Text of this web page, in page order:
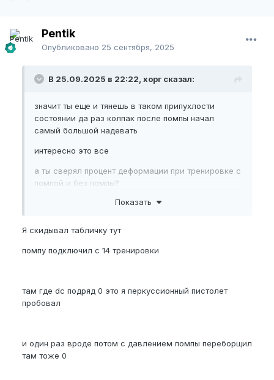
Pentik
Опубликовано 25 сентября, 2025
В 25.09.2025 в 22:22, хорг сказал:
значит ты еще и тянешь в таком припухлости
состоянии да раз колпак после помпы начал
самый большой надевать
интересно это все
а ты сверял процент деформации при тренировке с
помпой и без помпы?
Показать
Я скидывал табличку тут
помпу подключил с 14 тренировки
там где dc подряд 0 это я перкуссионный пистолет
пробовал
и один раз вроде потом с давлением помпы переборщил
там тоже 0